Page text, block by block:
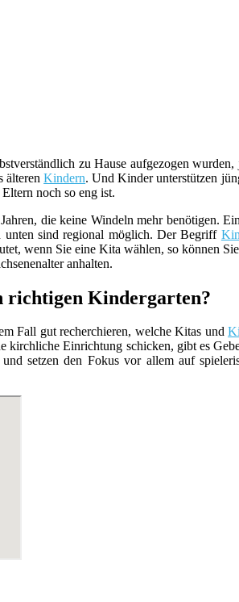
zu Hause aufgezogen
älterenKindern. Und Kinder unterstützen
noch so eng ist.
die keine Windeln mehr benötigen.
unten sind regional möglich. Der Begriff
wenn Sie eine Kita wählen, so können
anhalten.
richtigen Kindergarten?
Fall gut recherchieren, welche Kitas und
kirchliche Einrichtung schicken, gibt es
setzen den Fokus vor allem auf